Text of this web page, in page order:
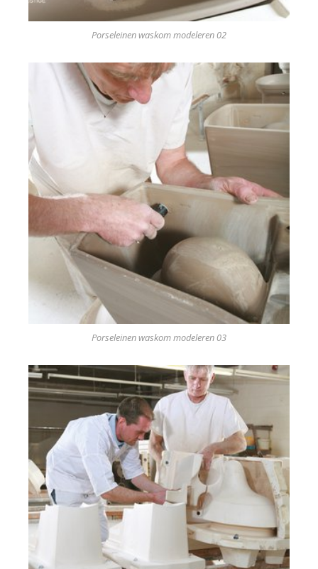
Porseleinen waskom modeleren 02
Porseleinen waskom modeleren 03